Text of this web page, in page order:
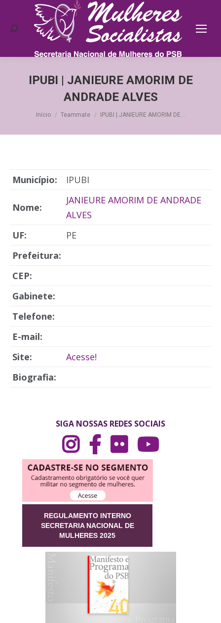
Search:
IPUBI | JANIEURE AMORIM DE
ANDRADE ALVES
Você está aqui:
Início Teammate IPUBI | JANIEURE AMORIM DE…
Município: IPUBI
Nome:
JANIEURE AMORIM DE ANDRADE
ALVES
UF:
PE
Prefeitura:
CEP:
Gabinete:
Telefone:
E-mail:
Site:
Acesse!
Biografia:
SIGA NOSSAS REDES SOCIAIS
REGULAMENTO INTERNO
SECRETARIA NACIONAL DE
MULHERES 2025